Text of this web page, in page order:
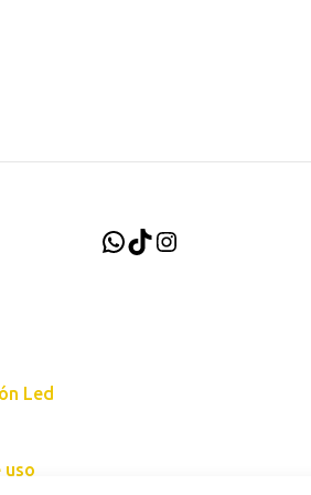
Led
uso
WhatsApp
TikTokInstagram